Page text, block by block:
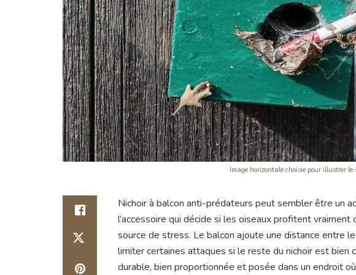
Image horizontale choisie pour illustrer
Nichoir à balcon anti-prédateurs peut sembler être un
l’accessoire qui décide si les oiseaux profitent vraiment
source de stress. Le balcon ajoute une distance entre
limiter certaines attaques si le reste du nichoir est bien
durable, bien proportionnée et posée dans un endroit